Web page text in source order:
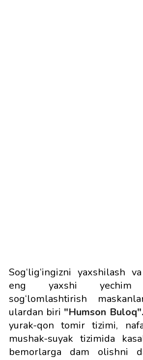
Sog‘lig‘ingizni yaxshilash
eng yaxshi
sog‘lomlashtirish
ulardan biri "Humson Buloq".
yurak-qon tomir tizimi,
mushak-suyak tizimida
bemorlarga dam olishni